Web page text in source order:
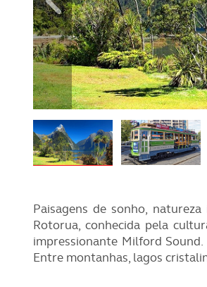
REVISTA ACP
CLÁSSICOS
GOLFE
AUTOCARAVANISMO
PETS
SOBRE O ACP SEGUROS
Paisagens de sonho,
Rotorua, conhecida pela
impressionante Milford
Entre montanhas, lagos